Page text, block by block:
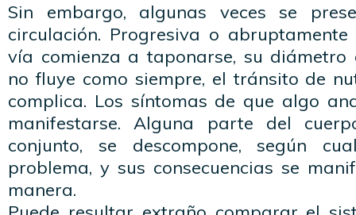
Sin embargo, algunas veces se
circulación. Progresiva o
vía comienza a taponarse, su diámetro
no fluye como siempre, el tránsito de
complica. Los síntomas de que algo
manifestarse. Alguna parte del
conjunto, se descompone, según
problema, y sus consecuencias se
manera.